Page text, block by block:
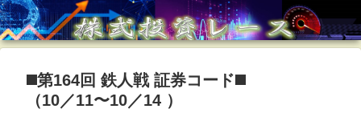
◼️第164回 鉄人戦 証券コード◼️
（10／11〜10／14 ）